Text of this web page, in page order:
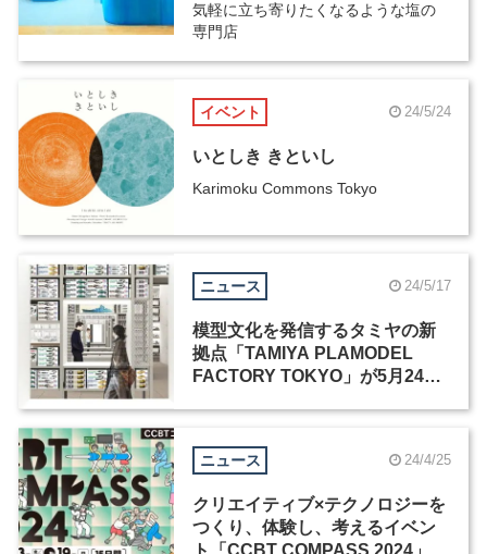
気軽に立ち寄りたくなるような塩の
専門店
イベント 24/5/24
いとしき きといし
Karimoku Commons Tokyo
ニュース 24/5/17
模型文化を発信するタミヤの新
拠点「TAMIYA PLAMODEL
FACTORY TOKYO」が5月24日
ニュース 24/4/25
クリエイティブ×テクノロジーを
つくり、体験し、考えるイベン
ト「CCBT COMPASS 2024」が